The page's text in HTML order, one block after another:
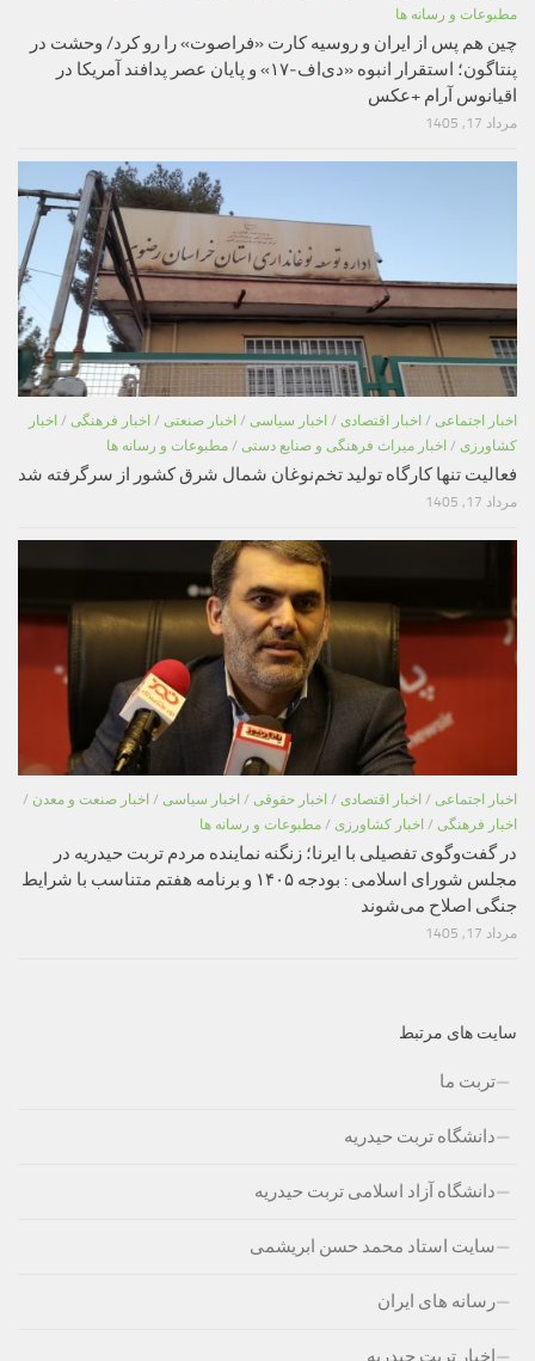
مطبوعات و رسانه ها
چین هم پس از ایران و روسیه کارت «فراصوت» را رو کرد/ وحشت در
پنتاگون؛ استقرار انبوه «دی‌اف‑۱۷» و پایان عصر پدافند آمریکا در
اقیانوس آرام +عکس
مرداد 17, 1405
اخبار اجتماعی / اخبار اقتصادی / اخبار سیاسی / اخبار صنعتی / اخبار فرهنگی / اخبار
کشاورزی / اخبار میراث فرهنگی و صنایع دستی / مطبوعات و رسانه ها
فعالیت تنها کارگاه تولید تخم‌نوغان شمال شرق کشور از سرگرفته شد
مرداد 17, 1405
اخبار اجتماعی / اخبار اقتصادی / اخبار حقوقی / اخبار سیاسی / اخبار صنعت و معدن /
اخبار فرهنگی / اخبار کشاورزی / مطبوعات و رسانه ها
در گفت‌وگوی تفصیلی با ایرنا؛ زنگنه نماینده مردم تربت حیدریه در
مجلس شورای اسلامی : بودجه ۱۴۰۵ و برنامه هفتم متناسب با شرایط
جنگی اصلاح می‌شوند
مرداد 17, 1405
سایت های مرتبط
تربت ما
دانشگاه تربت حیدریه
دانشگاه آزاد اسلامی تربت حیدریه
سایت استاد محمد حسن ابریشمی
رسانه های ایران
اخبار تربت حیدریه